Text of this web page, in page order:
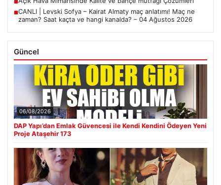
■
■CANLI | Levski Sofya – Kairat Almaty maç anlatımı! Maç ne
zaman? Saat kaçta ve hangi kanalda? – 04 Ağustos 2026
Güncel
06/08/2026
DAP Yapı’dan Emlak Güvencesi ile Kendi Kendini Ödeyen Yeni
Proje Ataşehir 173